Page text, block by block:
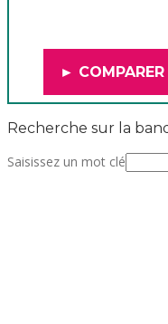
►
Recherche sur la
Saisissez un mot clé